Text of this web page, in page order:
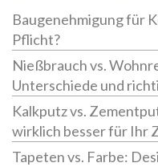
Baugenehmigung für
Pflicht?
Nießbrauch vs.
Unterschiede und
Kalkputz vs.
wirklich besser für Ihr
Tapeten vs. Farbe: